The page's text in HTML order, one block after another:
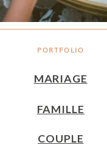
PORTFOLIO
MARIAGE
FAMILLE
COUPLE